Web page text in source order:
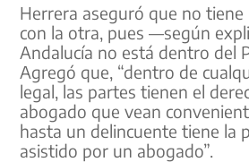
Herrera aseguró que no tiene
con la otra, pues —según
Andalucía no está dentro del
Agregó que, “dentro de
legal, las partes tienen el
abogado que vean
hasta un delincuente tiene la
asistido por un abogado”.